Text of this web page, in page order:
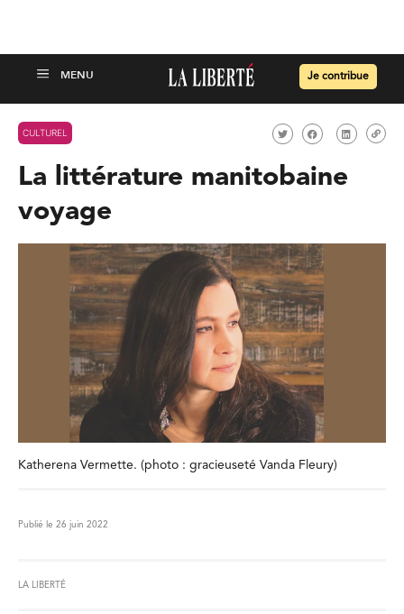
Je contribue
CULTUREL
La littérature manitobaine
voyage
Katherena Vermette. (photo : gracieuseté Vanda Fleury)
Publié le 26 juin 2022
LA LIBERTÉ